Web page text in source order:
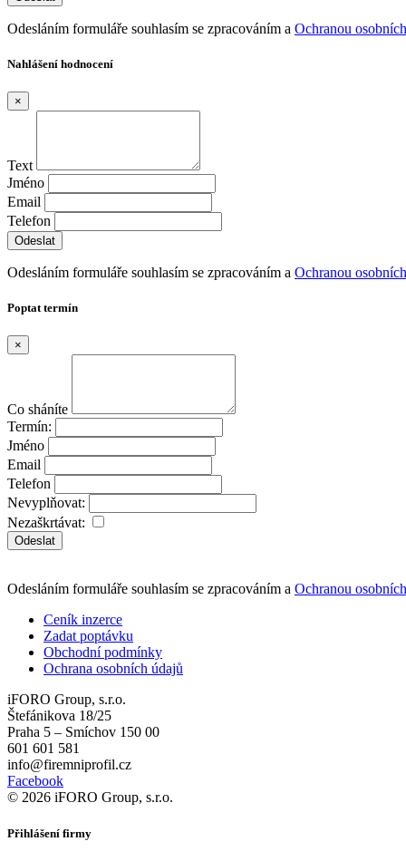
Odesláním formuláře souhlasím se zpracováním a Ochranou
Nahlášení hodnocení
×
Text
Jméno
Email
Telefon
Odesláním formuláře souhlasím se zpracováním a Ochranou
Poptat termín
×
Co sháníte
Termín:
Jméno
Email
Telefon
Nevyplňovat:
Nezaškrtávat:
Odeslat
Odesláním formuláře souhlasím se zpracováním a Ochranou
Ceník inzerce
Zadat poptávku
Obchodní podmínky
Ochrana osobních údajů
iFORO Group, s.r.o.
Štefánikova 18/25
Praha 5 – Smíchov 150 00
601 601 581
info@firemniprofil.cz
Facebook
© 2026 iFORO Group, s.r.o.
Přihlášení firmy